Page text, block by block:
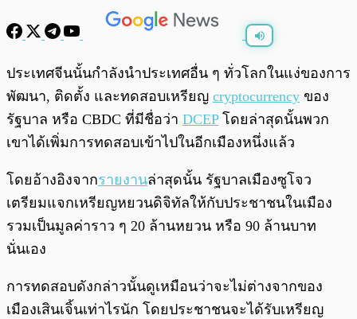
พร้อมเล่น 0:00 /
ประเทศจีนนั้นกำลังนำประเทศอื่น ๆ ทั่วโลกในแง่ของการ
พัฒนา, ติดตั้ง และทดสอบเหรียญ cryptocurrency ของ
รัฐบาล หรือ CBDC ที่มีชื่อว่า DCEPโดยล่าสุดนั้นพวก
เขาได้เพิ่มการทดสอบเข้าไปในอีกเมืองหนึ่งแล้ว
โดยอ้างอิงจากรายงานล่าสุดนั้น รัฐบาลเมืองซูโจว
เตรียมแจกเหรียญหยวนดิจิทัลให้กับประชาชนในเมือง
รวมเป็นมูลค่าราว ๆ 20 ล้านหยวน หรือ 90 ล้านบาท
นั่นเอง
การทดสอบดังกล่าวนั้นดูเหมือนว่าจะไม่ต่างจากของ
เมืองเสินเจิ้นเท่าไรนัก โดยประชาชนจะได้รับเหรียญ